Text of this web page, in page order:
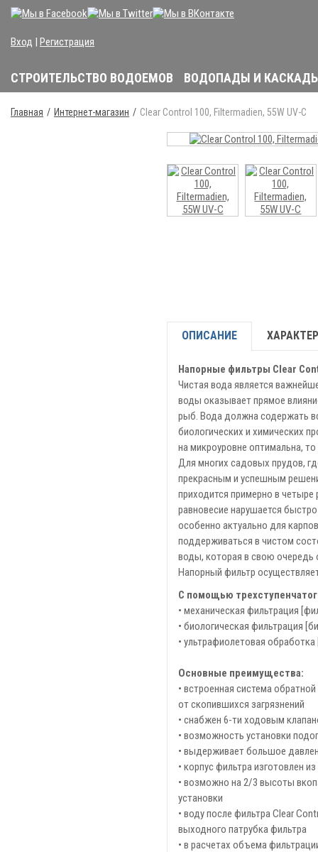
Вход | Регистрация
СТРОИТЕЛЬСТВО ВОДОЕМОВ ВОДОПАДЫ И
Главная Интернет-магазин Clear Control 100, Filtermadien, 55W UV-C
ОПИСАНИЕ
Напорные фильтры Clear
Чистая вода является
воды оказывает прямое
рыб. Вода должна содержать
биологических и химических
на микроуровне оптимальна,
Для многих садовых прудов,
прекрасным и успешным
приходится примерно в
равновесие нарушается
особенно актуально для
поддерживаться в чистом
воды, которая в свою очередь
Напорный фильтр
С помощью
• механическая фильтрация
• биологическая фильтрация
• ультрафиолетовая
Основные преимущества:
• встроенная система
от скопившихся загрязнений
• снабжен 6-ти ходовым
• возможность установки
• выдерживает большое
• корпус фильтра изготовлен
• возможно на 2/3 высоты
установки
• воду после фильтра Clear
выходного патрубка фильтра
• в расчетах объема